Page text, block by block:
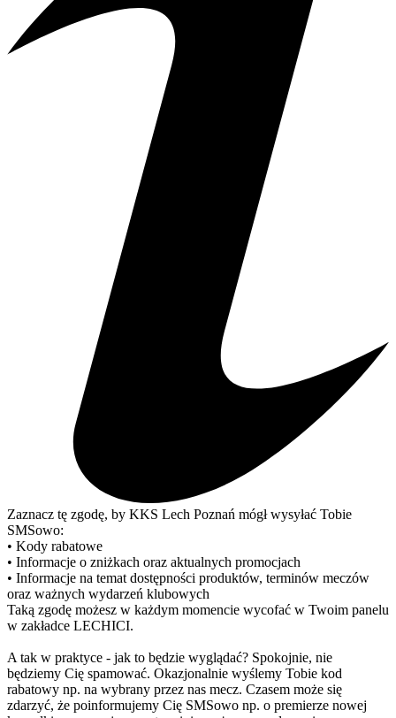
Zaznacz tę zgodę, by KKS Lech Poznań mógł wysyłać Tobie
SMSowo:
• Kody rabatowe
• Informacje o zniżkach oraz aktualnych promocjach
• Informacje na temat dostępności produktów, terminów meczów
oraz ważnych wydarzeń klubowych
Taką zgodę możesz w każdym momencie wycofać w Twoim panelu
w zakładce LECHICI.
A tak w praktyce - jak to będzie wyglądać? Spokojnie, nie
będziemy Cię spamować. Okazjonalnie wyślemy Tobie kod
rabatowy np. na wybrany przez nas mecz. Czasem może się
zdarzyć, że poinformujemy Cię SMSowo np. o premierze nowej